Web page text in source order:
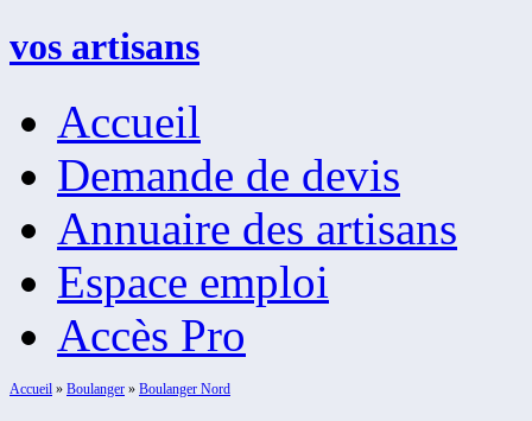
vos artisans
Accueil
Demande de devis
Annuaire des artisans
Espace emploi
Accès Pro
Accueil » Boulanger » Boulanger Nord